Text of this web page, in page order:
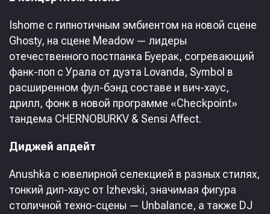
Ishome с гипнотичным эмбиентом на новой сцене
Ghosty, на сцене Meadow — лидеры
отечественного постпанка Буерак, согревающий
фанк-поп с Урала от дуэта Lovanda, Symbol в
расширенном фул-бэнд составе и вич-хаус,
дрилл, фонк в новой программе «Сheckpoint»
тандема CHERNOBURKV & Sensi Affect.
Диджей апдейт
Anushka с ювелирной селекцией в разных стилях,
тонкий дип-хаус от Izhevski, значимая фигура
столичной техно-сцены — Unbalance, а также DJ